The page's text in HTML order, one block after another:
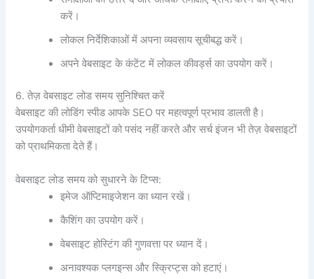
करें।
लोकल निर्देशिकाओं में अपना व्यवसाय सूचीबद्ध करें।
अपने वेबसाइट के कंटेंट में लोकल कीवर्ड्स का उपयोग करें।
6. तेज़ वेबसाइट लोड समय सुनिश्चित करें
वेबसाइट की लोडिंग स्पीड आपके SEO पर महत्वपूर्ण प्रभाव डालती है।
उपयोगकर्ता धीमी वेबसाइटों को पसंद नहीं करते और सर्च इंजन भी तेज़ वेबसाइटों
को प्राथमिकता देते हैं।
वेबसाइट लोड समय को सुधारने के टिप्स:
इमेज ऑप्टिमाइजेशन का ध्यान रखें।
कैशिंग का उपयोग करें।
वेबसाइट होस्टिंग की गुणवत्ता पर ध्यान दें।
अनावश्यक प्लगइन्स और स्क्रिप्ट्स को हटाएं।